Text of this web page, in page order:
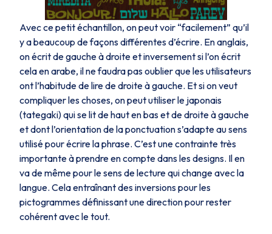
Avec ce petit échantillon, on peut voir “facilement” qu’il
y a beaucoup de façons différentes d’écrire. En anglais,
on écrit de gauche à droite et inversement si l’on écrit
cela en arabe, il ne faudra pas oublier que les utilisateurs
ont l’habitude de lire de droite à gauche. Et si on veut
compliquer les choses, on peut utiliser le japonais
(tategaki) qui se lit de haut en bas et de droite à gauche
et dont l’orientation de la ponctuation s’adapte au sens
utilisé pour écrire la phrase. C’est une contrainte très
importante à prendre en compte dans les designs. Il en
va de même pour le sens de lecture qui change avec la
langue. Cela entraînant des inversions pour les
pictogrammes définissant une direction pour rester
cohérent avec le tout.